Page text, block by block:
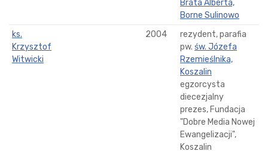
Brata Alberta,
Borne Sulinowo
ks.
Krzysztof
Witwicki
2004
rezydent, parafia
pw. św. Józefa
Rzemieślnika,
Koszalin
egzorcysta
diecezjalny
prezes, Fundacja
"Dobre Media Nowej
Ewangelizacji",
Koszalin